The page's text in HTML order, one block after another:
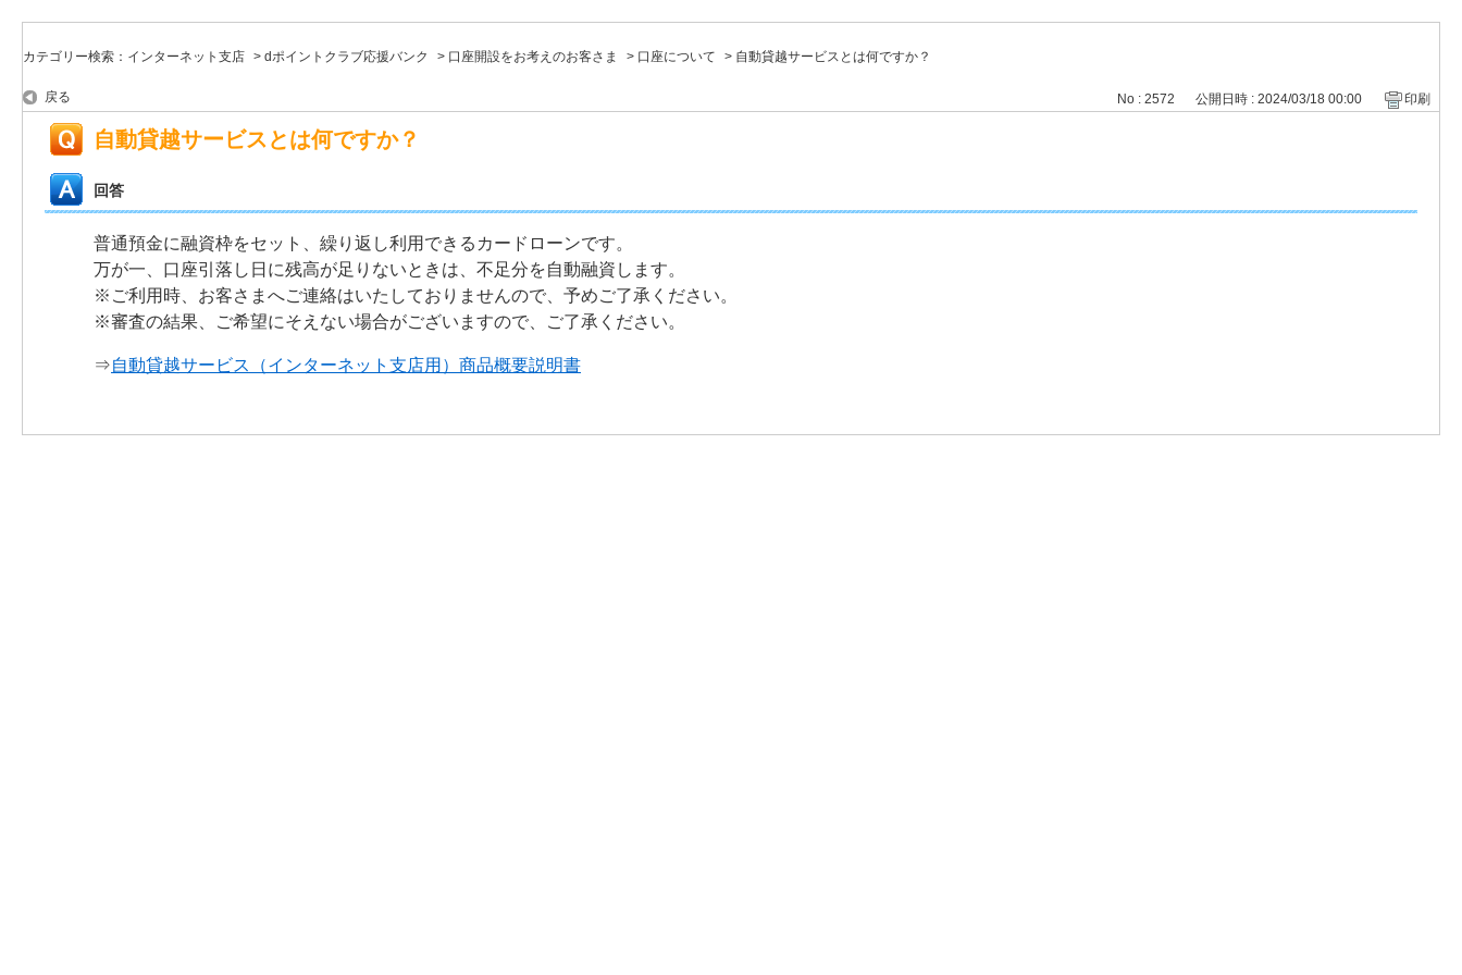
カテゴリー検索：インターネット支店 > dポイントクラブ応援バンク > 口座開設をお考えのお客さま > 口座について > 自動貸越サービスとは何ですか？
戻る No : 2572 公開日時 : 2024/03/18 00:00 印刷
自動貸越サービスとは何ですか？
回答
普通預金に融資枠をセット、繰り返し利用できるカードローンです。
万が一、口座引落し日に残高が足りないときは、不足分を自動融資します。
※ご利用時、お客さまへご連絡はいたしておりませんので、予めご了承ください。
※審査の結果、ご希望にそえない場合がございますので、ご了承ください。
⇒自動貸越サービス（インターネット支店用）商品概要説明書